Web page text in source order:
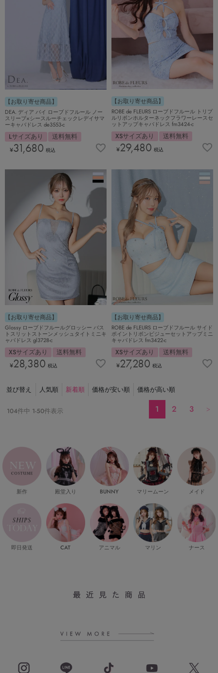
【お取り寄せ商品】
DEA. ディア バイ ローブドフルール ノー
スリーブ×シースルーチェックレデイサマ
ーキャバドレス de3553-c
Lサイズあり 送料無料
¥31,680 税込
【お取り寄せ商品】
ROBE de FLEURS ローブドフルール トリプ
ルリボンホルターネックフラワーレースセ
ットアップキャバドレス fm3424-c
XSサイズあり 送料無料
¥29,480 税込
【お取り寄せ商品】
Glossy ローブドフルールグロッシー バス
トスリットストーンメッシュタイトミニキ
ャバドレス gl3728-c
XSサイズあり 送料無料
¥28,380 税込
【お取り寄せ商品】
ROBE de FLEURS ローブドフルール サイド
ポイントリボンビジューセットアップミニ
キャバドレス fm3422-c
XSサイズあり 送料無料
¥27,280 税込
並び替え 人気順 新着順 価格が安い順 価格が高い順
104件中 1-50件表示 1 2 3
新作
即日発送
殿堂入り
CAT
BUNNY
アニマル
マリームーン
マリン
メイド
ナース